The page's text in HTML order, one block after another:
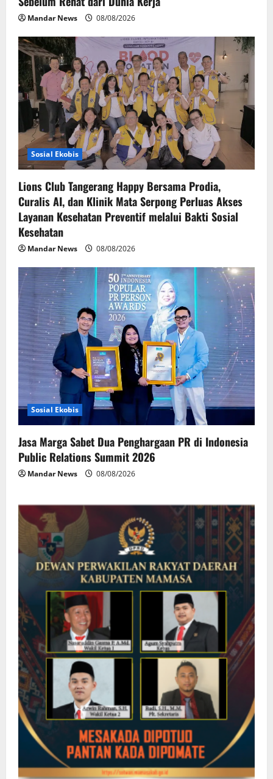
Mandar News 08/08/2026
Sosial Ekobis
Lions Club Tangerang Happy Bersama Prodia,
Curalis AI, dan Klinik Mata Serpong Perluas Akses
Layanan Kesehatan Preventif melalui Bakti Sosial
Kesehatan
Mandar News 08/08/2026
Sosial Ekobis
Jasa Marga Sabet Dua Penghargaan PR di Indonesia
Public Relations Summit 2026
Mandar News 08/08/2026